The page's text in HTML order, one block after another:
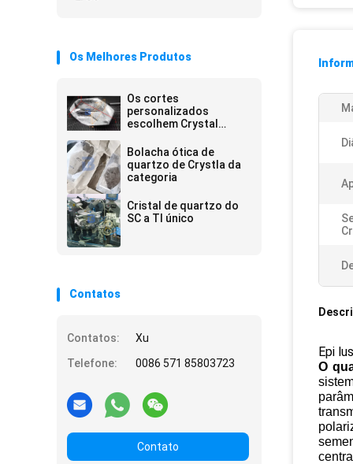
Os Melhores Produtos
Os cortes
personalizados
escolhem Crystal
Bolacha ótica de
quartzo de Crystla da
categoria
Cristal de quartzo do
SC a TI único
Contatos
Contatos:
Xu
Telefone:
0086 571 85803723
Contato
Epi
O